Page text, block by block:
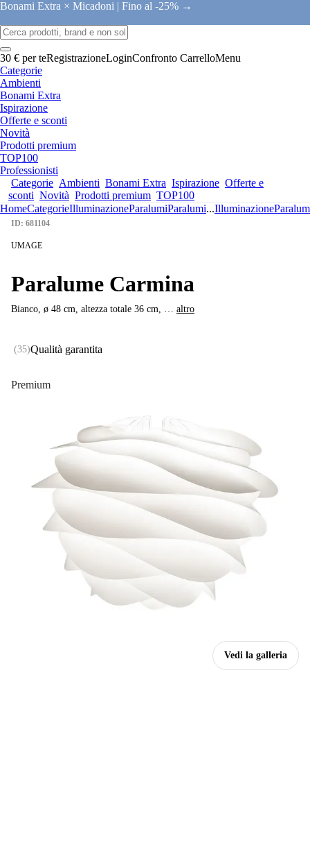
Bonami Extra × Micadoni | Fino al -25% →
30 € per teRegistrazioneLoginConfronto CarrelloMenu
Categorie
Ambienti
Bonami Extra
Ispirazione
Offerte e sconti
Novità
Prodotti premium
TOP100
Professionisti
Categorie Ambienti Bonami Extra Ispirazione Offerte e
sconti Novità Prodotti premium TOP100
HomeCategorieIlluminazioneParalumiParalumi...Illuminazione
Vedi la galleria
Premium
ID: 681104
UMAGE
Paralume Carmina
Bianco, ø 48 cm, altezza totale 36 cm, … altro
(35)Qualità garantita